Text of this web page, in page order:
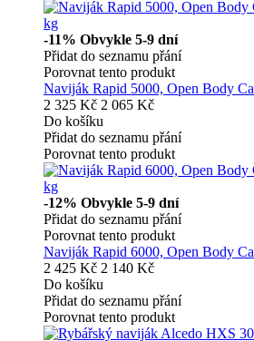
-11% Obvykle 5-9 dní
Přidat do seznamu přání
Porovnat tento produkt
Naviják Rapid 5000, Open Body
2 325 Kč 2 065 Kč
Do košíku
Přidat do seznamu přání
Porovnat tento produkt
-12% Obvykle 5-9 dní
Přidat do seznamu přání
Porovnat tento produkt
Naviják Rapid 6000, Open Body
2 425 Kč 2 140 Kč
Do košíku
Přidat do seznamu přání
Porovnat tento produkt